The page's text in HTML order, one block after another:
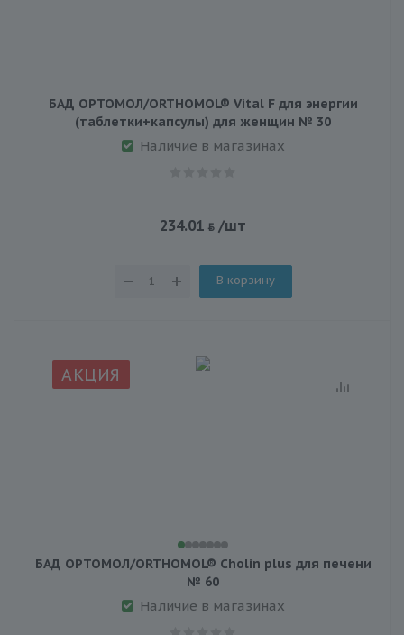
БАД ОРТОМОЛ/ORTHOMOL® Vital F для энергии
(таблетки+капсулы) для женщин № 30
Наличие в магазинах
234.01 /шт
В корзину
АКЦИЯ
БАД ОРТОМОЛ/ORTHOMOL® Cholin plus для печени
№ 60
Наличие в магазинах